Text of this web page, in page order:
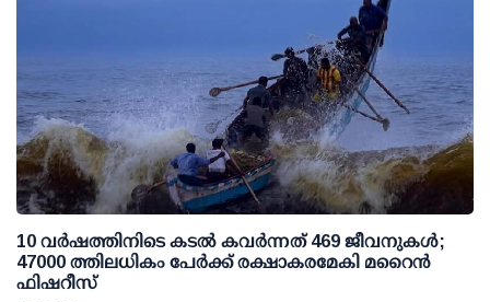
10 വര്‍ഷത്തിനിടെ കടല്‍ കവര്‍ന്നത് 469 ജീവനുകള്‍;
47000 ത്തിലധികം പേര്‍ക്ക് രക്ഷാകരമേകി മറൈന്‍
ഫിഷറീസ്